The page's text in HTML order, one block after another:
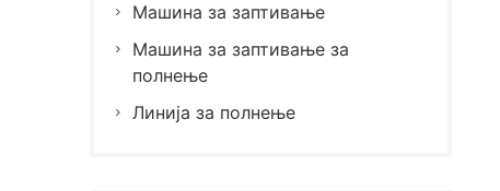
Машина за заптивање
Машина за заптивање за
полнење
Линија за полнење